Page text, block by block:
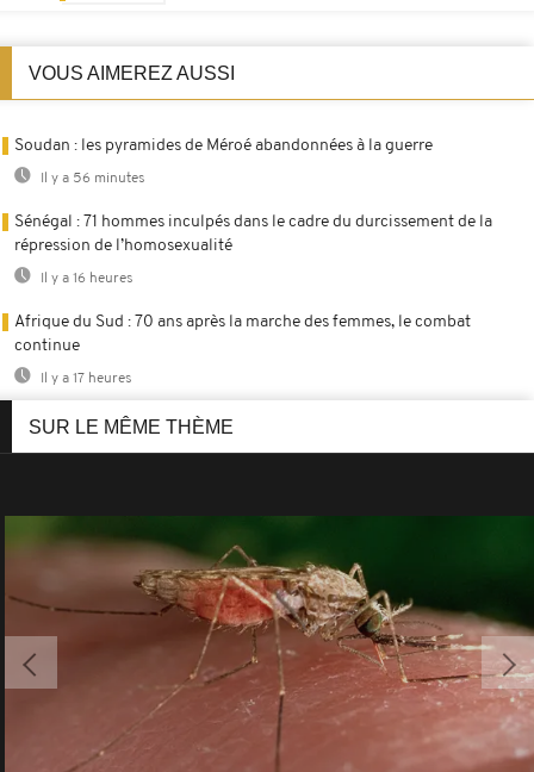
VOUS AIMEREZ AUSSI
Soudan : les pyramides de Méroé abandonnées à la guerre
Il y a 56 minutes
Sénégal : 71 hommes inculpés dans le cadre du durcissement de la
répression de l’homosexualité
Il y a 16 heures
Afrique du Sud : 70 ans après la marche des femmes, le combat
continue
Il y a 17 heures
SUR LE MÊME THÈME